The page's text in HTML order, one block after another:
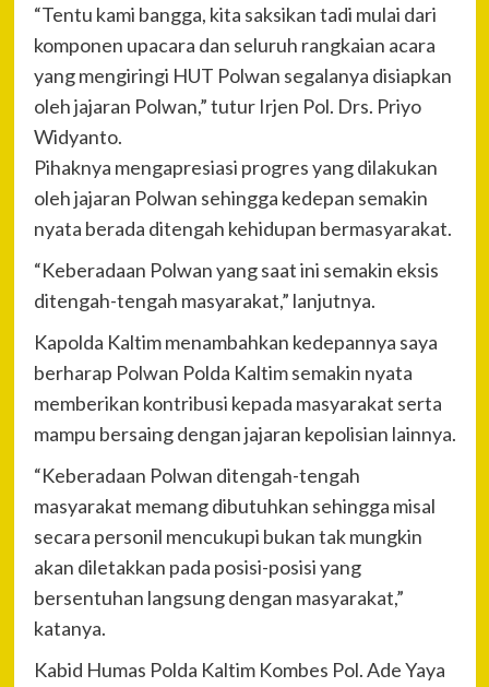
“Tentu kami bangga, kita saksikan tadi mulai dari
komponen upacara dan seluruh rangkaian acara
yang mengiringi HUT Polwan segalanya disiapkan
oleh jajaran Polwan,” tutur Irjen Pol. Drs. Priyo
Widyanto.
Pihaknya mengapresiasi progres yang dilakukan
oleh jajaran Polwan sehingga kedepan semakin
nyata berada ditengah kehidupan bermasyarakat.
“Keberadaan Polwan yang saat ini semakin eksis
ditengah-tengah masyarakat,” lanjutnya.
Kapolda Kaltim menambahkan kedepannya saya
berharap Polwan Polda Kaltim semakin nyata
memberikan kontribusi kepada masyarakat serta
mampu bersaing dengan jajaran kepolisian lainnya.
“Keberadaan Polwan ditengah-tengah
masyarakat memang dibutuhkan sehingga misal
secara personil mencukupi bukan tak mungkin
akan diletakkan pada posisi-posisi yang
bersentuhan langsung dengan masyarakat,”
katanya.
Kabid Humas Polda Kaltim Kombes Pol. Ade Yaya